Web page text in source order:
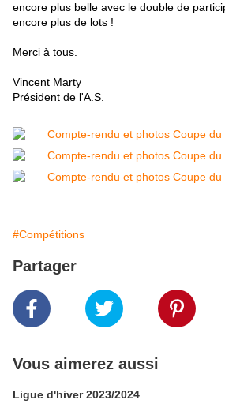
encore plus belle avec le double de
encore plus de lots !
Merci à tous.
Vincent Marty
Président de l'A.S.
#Compétitions
Partager
Vous aimerez aussi
Ligue d'hiver 2023/2024